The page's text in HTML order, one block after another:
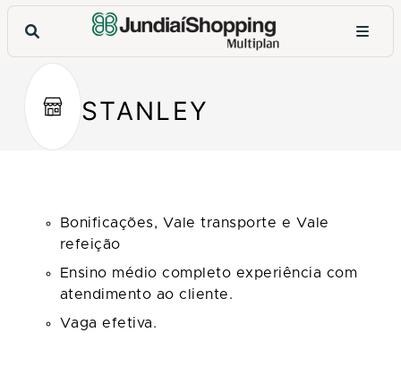
STANLEY
Bonificações, Vale transporte e Vale
refeição
Ensino médio completo experiência com
atendimento ao cliente.
Vaga efetiva.